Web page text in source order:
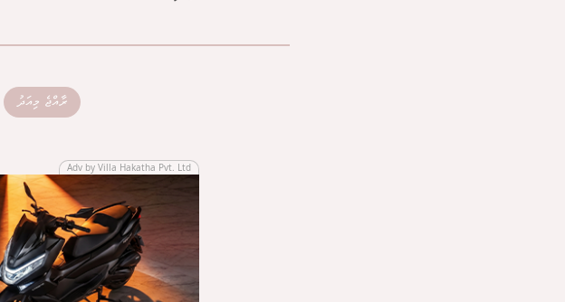
ރާއްޖެ މިއަދު
Adv by Villa Hakatha Pvt. Ltd